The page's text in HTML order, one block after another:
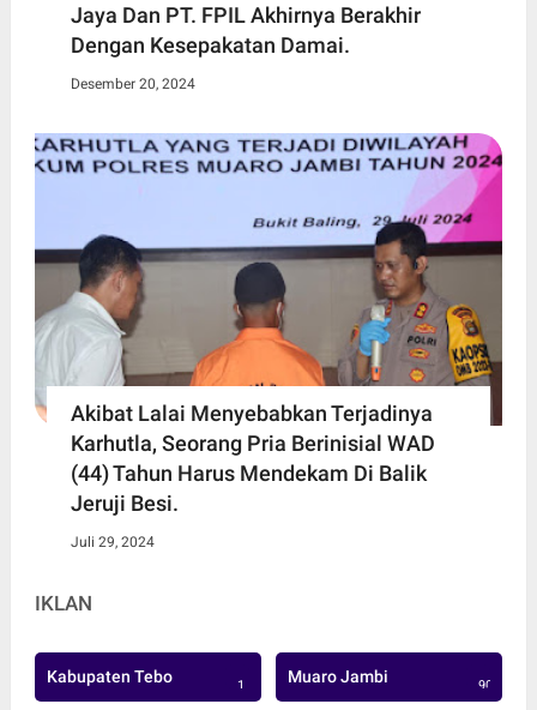
Jaya Dan PT. FPIL Akhirnya Berakhir
Dengan Kesepakatan Damai.
Desember 20, 2024
Akibat Lalai Menyebabkan Terjadinya
Karhutla, Seorang Pria Berinisial WAD
(44) Tahun Harus Mendekam Di Balik
Jeruji Besi.
Juli 29, 2024
IKLAN
Kabupaten Tebo 1 Muaro Jambi 906